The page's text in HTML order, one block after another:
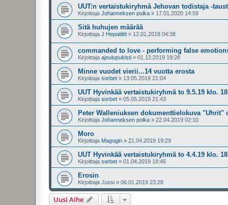
UUT:n vertaistukiryhmä Jehovan todistaja -
Kirjoittaja Johanneksen poika » 17.01.2020 14:59
Sitä huhujen määrää
Kirjoittaja J Hepatiitti » 12.01.2018 04:38
commanded to love - performing false
Kirjoittaja ajoulupukisti » 01.12.2019 19:28
Minne vuodet vierii...14 vuotta erosta
Kirjoittaja sorbet » 13.05.2019 21:04
UUT Hyvinkää vertaistukiryhmä to 9.5.19 klo.
Kirjoittaja sorbet » 05.05.2019 21:43
Peter Walleniuksen dokumenttielokuva "Uhrit"
Kirjoittaja Johanneksen poika » 22.04.2019 02:10
Moro
Kirjoittaja Magogin » 21.04.2019 19:29
UUT Hyvinkää vertaistukiryhmä to 4.4.19 klo.
Kirjoittaja sorbet » 01.04.2019 18:45
Erosin
Kirjoittaja Jussi » 06.01.2019 23:28
Uusi Aihe